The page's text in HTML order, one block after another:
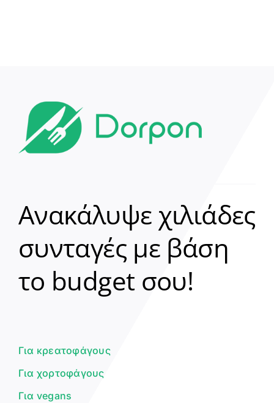
Ανακάλυψε χιλιάδες
συνταγές με βάση
το budget σου!
Για κρεατοφάγους
Για χορτοφάγους
Για vegans